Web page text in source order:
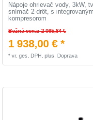
Nápoje ohrievač vody, 3kW,
snímač 2-drôt, s
kompresorom
Bežná cena: 2 065,84 €
1 938,00 € *
*vr. ges. DPH. plus. Doprava